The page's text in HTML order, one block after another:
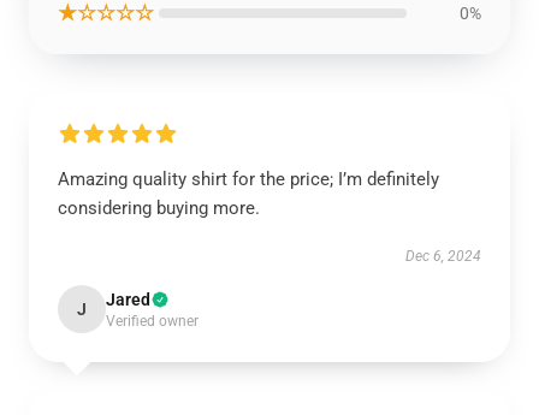
★☆☆☆☆ 0%
Amazing quality shirt for the price; I’m definitely
considering buying more.
Dec 6, 2024
J Jared
Verified owner